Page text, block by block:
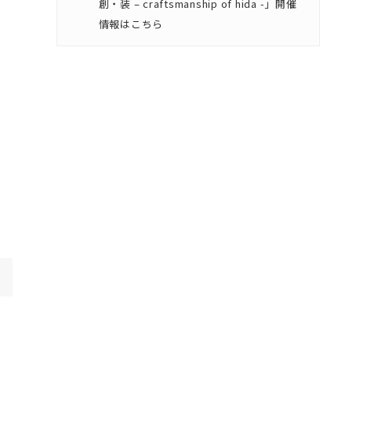
創・装 – craftsmanship of hida -」開催
情報はこちら